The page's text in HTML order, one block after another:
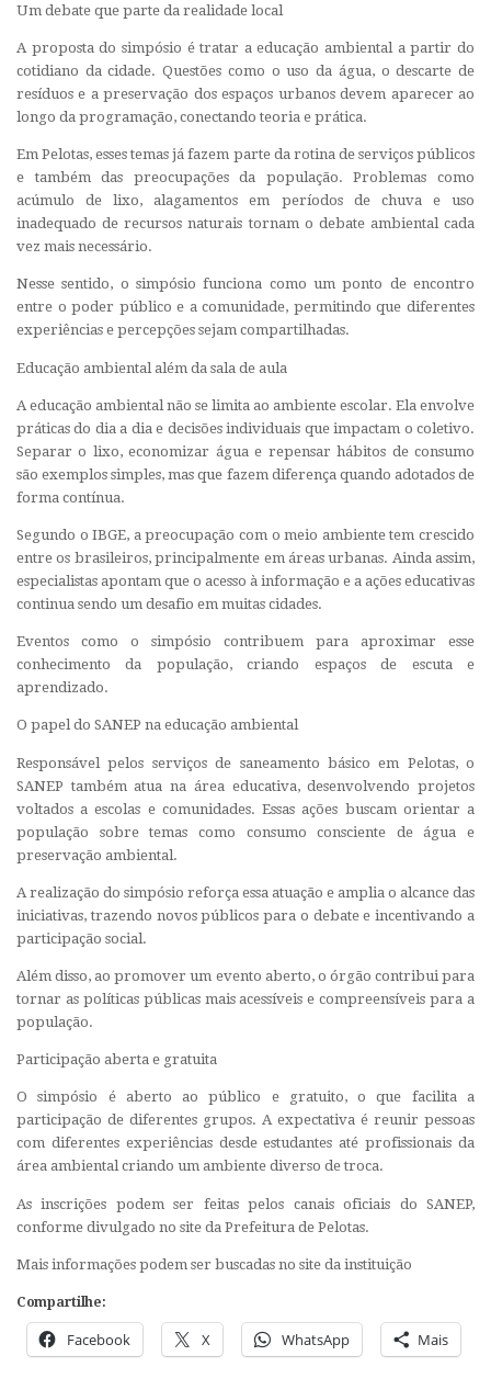
Um debate que parte da realidade local
A proposta do simpósio é tratar a educação ambiental a partir do
cotidiano da cidade. Questões como o uso da água, o descarte de
resíduos e a preservação dos espaços urbanos devem aparecer ao
longo da programação, conectando teoria e prática.
Em Pelotas, esses temas já fazem parte da rotina de serviços públicos
e também das preocupações da população. Problemas como
acúmulo de lixo, alagamentos em períodos de chuva e uso
inadequado de recursos naturais tornam o debate ambiental cada
vez mais necessário.
Nesse sentido, o simpósio funciona como um ponto de encontro
entre o poder público e a comunidade, permitindo que diferentes
experiências e percepções sejam compartilhadas.
Educação ambiental além da sala de aula
A educação ambiental não se limita ao ambiente escolar. Ela envolve
práticas do dia a dia e decisões individuais que impactam o coletivo.
Separar o lixo, economizar água e repensar hábitos de consumo
são exemplos simples, mas que fazem diferença quando adotados de
forma contínua.
Segundo o IBGE, a preocupação com o meio ambiente tem crescido
entre os brasileiros, principalmente em áreas urbanas. Ainda assim,
especialistas apontam que o acesso à informação e a ações educativas
continua sendo um desafio em muitas cidades.
Eventos como o simpósio contribuem para aproximar esse
conhecimento da população, criando espaços de escuta e
aprendizado.
O papel do SANEP na educação ambiental
Responsável pelos serviços de saneamento básico em Pelotas, o
SANEP também atua na área educativa, desenvolvendo projetos
voltados a escolas e comunidades. Essas ações buscam orientar a
população sobre temas como consumo consciente de água e
preservação ambiental.
A realização do simpósio reforça essa atuação e amplia o alcance das
iniciativas, trazendo novos públicos para o debate e incentivando a
participação social.
Além disso, ao promover um evento aberto, o órgão contribui para
tornar as políticas públicas mais acessíveis e compreensíveis para a
população.
Participação aberta e gratuita
O simpósio é aberto ao público e gratuito, o que facilita a
participação de diferentes grupos. A expectativa é reunir pessoas
com diferentes experiências desde estudantes até profissionais da
área ambiental criando um ambiente diverso de troca.
As inscrições podem ser feitas pelos canais oficiais do SANEP,
conforme divulgado no site da Prefeitura de Pelotas.
Mais informações podem ser buscadas no site da instituição
Compartilhe:
Facebook X WhatsApp Mais